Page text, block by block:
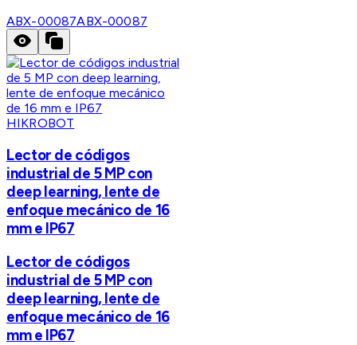
ABX-00087ABX-00087
HIKROBOT
Lector de códigos
industrial de 5 MP con
deep learning, lente de
enfoque mecánico de 16
mm e IP67
Lector de códigos
industrial de 5 MP con
deep learning, lente de
enfoque mecánico de 16
mm e IP67